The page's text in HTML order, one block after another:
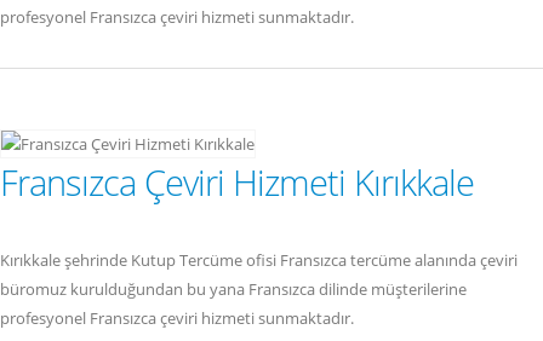
profesyonel Fransızca çeviri hizmeti sunmaktadır.
Fransızca Çeviri Hizmeti Kırıkkale
Kırıkkale şehrinde Kutup Tercüme ofisi Fransızca tercüme alanında çeviri
büromuz kurulduğundan bu yana Fransızca dilinde müşterilerine
profesyonel Fransızca çeviri hizmeti sunmaktadır.